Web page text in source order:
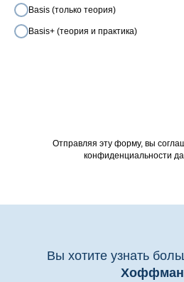
Basis (только теория)
Basis+ (теория и практика)
Отправляя эту форму, вы
конфиденциальности
Вы хотите узнать